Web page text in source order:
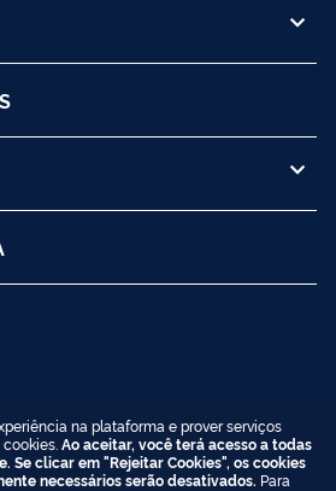
na plataforma e prover serviços
Ao aceitar, você terá acesso a todas
Se clicar em "Rejeitar Cookies", os cookies
necessários serão desativados. Para